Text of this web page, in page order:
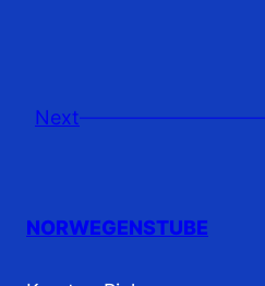
Next
NORWEGENSTUBE